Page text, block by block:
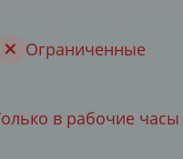
Ограниченные
в рабочие часы